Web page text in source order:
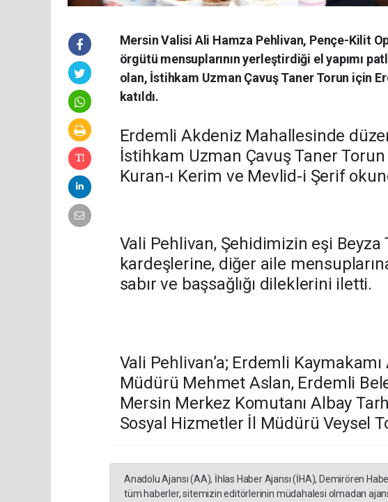
Mersin Valisi Ali Hamza Pehlivan, Pençe-Kilit
örgütü mensuplarının yerleştirdiği el yapımı
olan, İstihkam Uzman Çavuş Taner Torun için
katıldı.
Erdemli Akdeniz Mahallesinde
İstihkam Uzman Çavuş Taner
Kuran-ı Kerim ve Mevlid-i Şerif
Vali Pehlivan, Şehidimizin eşi Beyza
kardeşlerine, diğer aile
sabır ve başsağlığı dileklerini iletti.
Vali Pehlivan’a; Erdemli
Müdürü Mehmet Aslan, Erdemli
Mersin Merkez Komutanı Albay
Sosyal Hizmetler İl Müdürü Veysel
Anadolu Ajansı (AA), İhlas Haber Ajansı (İHA), Demirören
tüm haberler, sitemizin editörlerinin müdahalesi olmadan